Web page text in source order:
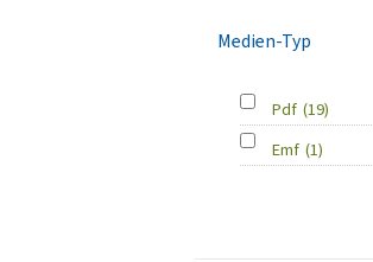
Medien-Typ
Pdf (19)
Emf (1)